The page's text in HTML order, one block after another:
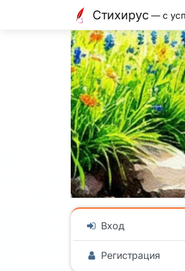
Стихирус — с
Вход
Регистрация